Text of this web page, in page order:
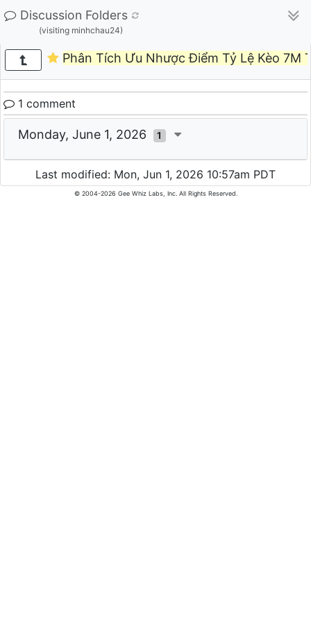
Discussion Folders
(visiting minhchau24)
Phân Tích Ưu Nhược Điểm Tỷ Lệ Kèo 7M
1 comment
Monday, June 1, 2026 1
Last modified: Mon, Jun 1, 2026 10:57am PDT
© 2004-2026 Gee Whiz Labs, Inc. All Rights Reserved.